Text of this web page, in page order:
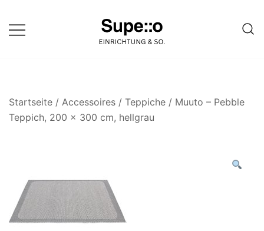
zum
Inhalt
einer Website
Startseite / Accessoires / Teppiche / Muuto – Pebble
Teppich, 200 x 300 cm, hellgrau